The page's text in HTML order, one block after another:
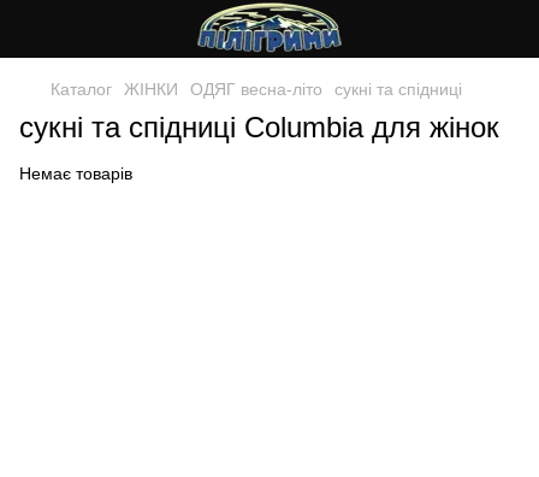
Каталог ЖIНКИ ОДЯГ весна-лiто сукні та спідниці
сукні та спідниці Columbia для жінок
Немає товарів